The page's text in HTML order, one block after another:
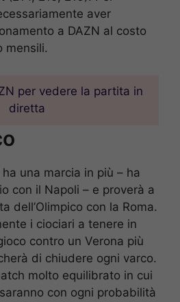
aver
a DAZN al costo
mensili.
per vedere la partita in
diretta
una marcia in più – ha
con il Napoli – e proverà a
dell’Olimpico con la Roma.
i ciociari a tenere in
contro un Verona più
di chiudere ogni varco.
molto equilibrato in cui
con ogni probabilità